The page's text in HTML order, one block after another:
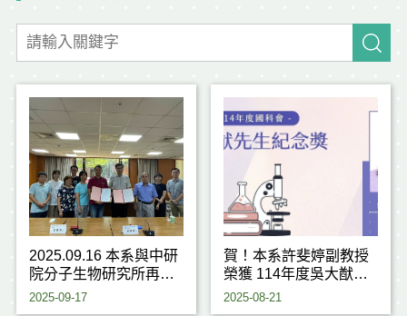
2025.09.16 本系與中研
院分子生物研究所再次
攜手簽署合作協議
2025-09-17
賀！本系許斐婷副教授
榮獲 114年度吳大猷先
生紀念獎
2025-08-21